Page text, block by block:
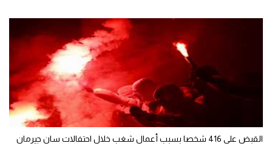
القبض على 416 شخصا بسبب أعمال شغب خلال احتفالات سان جيرمان